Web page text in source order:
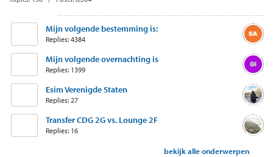
Mijn volgende bestemming is:
Replies: 4384
Mijn volgende overnachting is
Replies: 1399
Esim Verenigde Staten
Replies: 27
Transfer CDG 2G vs. Lounge 2F
Replies: 16
bekijk alle onderwerpen